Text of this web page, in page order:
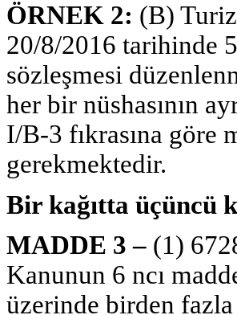
ÖRNEK 2: (B)
20/8/2016 tarihinde
sözleşmesi
her bir nüshasının
I/B-3 fıkrasına göre
gerekmektedir.
Bir kağıtta üçüncü
MADDE 3 – (1)
Kanunun 6 ncı
üzerinde birden